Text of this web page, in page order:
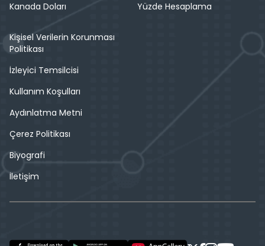
Kanada Doları
Yüzde Hesaplama
Kişisel Verilerin Korunması
Politikası
İzleyici Temsilcisi
Kullanım Koşulları
Aydınlatma Metni
Çerez Politikası
Biyografi
İletişim